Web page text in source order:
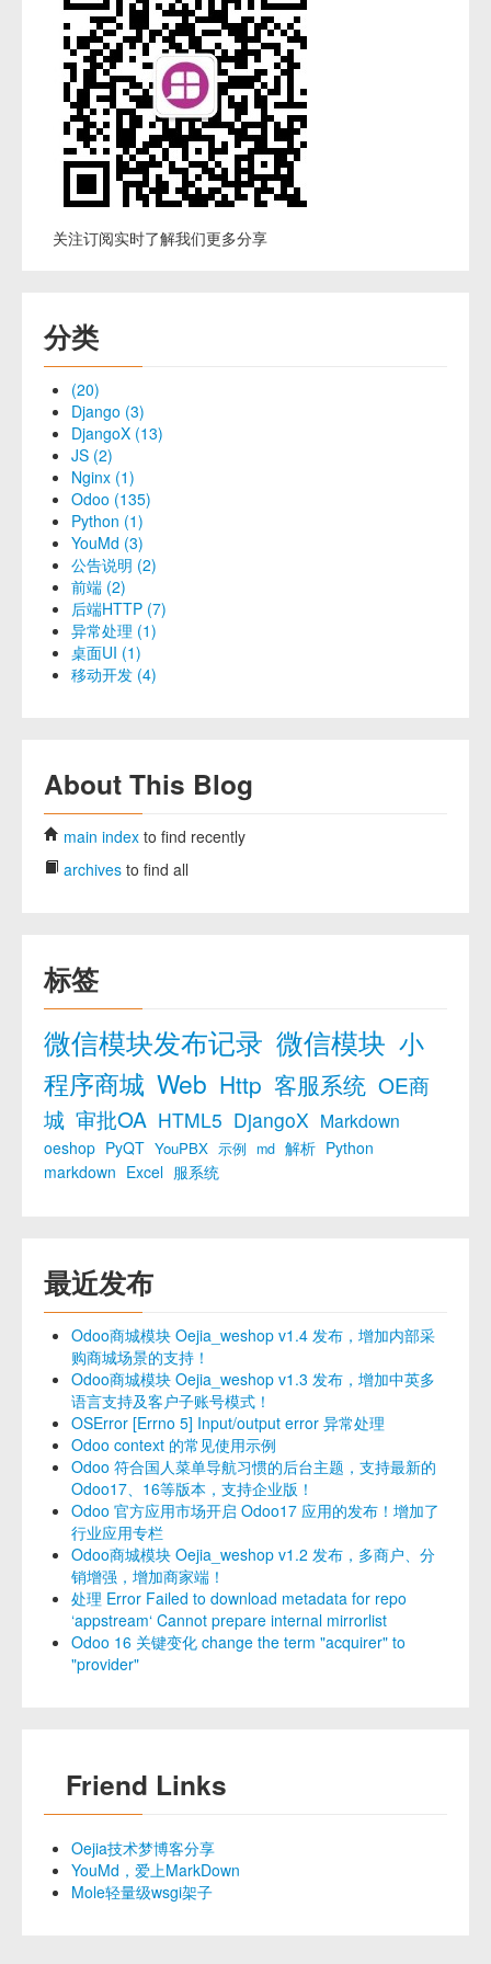
关注订阅实时了解我们更多分享
分类
(20)
Django (3)
DjangoX (13)
JS (2)
Nginx (1)
Odoo (135)
Python (1)
YouMd (3)
公告说明 (2)
前端 (2)
后端HTTP (7)
异常处理 (1)
桌面UI (1)
移动开发 (4)
About This Blog
main index to find recently
archives to find all
标签
微信模块发布记录 微信模块 小
程序商城 Web Http 客服系统 OE商
城 审批OA HTML5 DjangoX Markdown
oeshop PyQT YouPBX 示例 md 解析 Python
markdown Excel 服系统
最近发布
Odoo商城模块 Oejia_weshop v1.4 发布，增加内部采
购商城场景的支持！
Odoo商城模块 Oejia_weshop v1.3 发布，增加中英多
语言支持及客户子账号模式！
OSError [Errno 5] Input/output error 异常处理
Odoo context 的常见使用示例
Odoo 符合国人菜单导航习惯的后台主题，支持最新的
Odoo17、16等版本，支持企业版！
Odoo 官方应用市场开启 Odoo17 应用的发布！增加了
行业应用专栏
Odoo商城模块 Oejia_weshop v1.2 发布，多商户、分
销增强，增加商家端！
处理 Error Failed to download metadata for repo
‘appstream‘ Cannot prepare internal mirrorlist
Odoo 16 关键变化 change the term "acquirer" to
"provider"
Friend Links
Oejia技术梦博客分享
YouMd，爱上MarkDown
Mole轻量级wsgi架子